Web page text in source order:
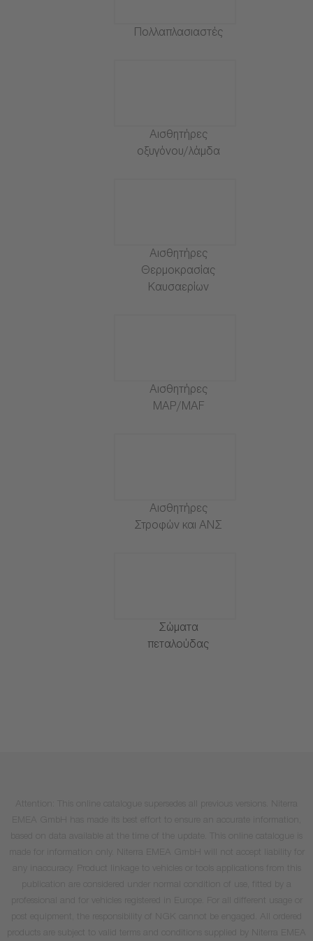
Πολλαπλασιαστές
Αισθητήρες
οξυγόνου/λάμδα
Αισθητήρες
Θερμοκρασίας
Καυσαερίων
Αισθητήρες
MAP/MAF
Αισθητήρες
Στροφών και ΑΝΣ
Σώματα
πεταλούδας